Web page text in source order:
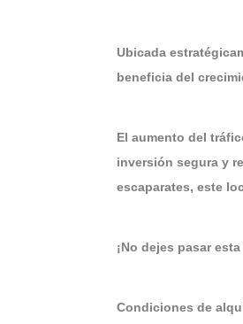
Ubicada
beneficia del
El aumento del
inversión segura y
escaparates, este
¡No dejes pasar esta
Condiciones de